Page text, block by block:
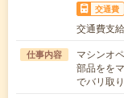
交通費
交通費支
仕事内容
マシンオ
部品をを
でバリ取